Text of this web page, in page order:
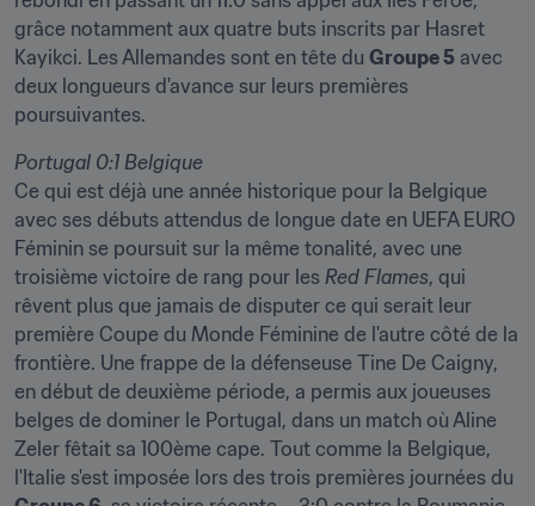
grâce notamment aux quatre buts inscrits par Hasret
Kayikci. Les Allemandes sont en tête du Groupe 5 avec
deux longueurs d'avance sur leurs premières
poursuivantes.
Ce qui est déjà une année historique pour la Belgique
avec ses débuts attendus de longue date en UEFA EURO
Féminin se poursuit sur la même tonalité, avec une
troisième victoire de rang pour les Red Flames, qui
rêvent plus que jamais de disputer ce qui serait leur
première Coupe du Monde Féminine de l'autre côté de la
frontière. Une frappe de la défenseuse Tine De Caigny,
en début de deuxième période, a permis aux joueuses
belges de dominer le Portugal, dans un match où Aline
Zeler fêtait sa 100ème cape. Tout comme la Belgique,